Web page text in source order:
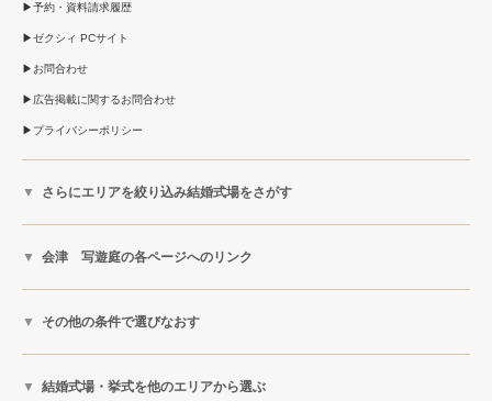
予約・資料請求履歴
ゼクシィ PCサイト
お問合わせ
広告掲載に関するお問合わせ
プライバシーポリシー
さらにエリアを絞り込み結婚式場をさがす
会津 写遊庭の各ページへのリンク
その他の条件で選びなおす
結婚式場・挙式を他のエリアから選ぶ